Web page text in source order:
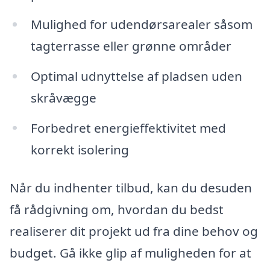
Mulighed for udendørsarealer såsom
tagterrasse eller grønne områder
Optimal udnyttelse af pladsen uden
skråvægge
Forbedret energieffektivitet med
korrekt isolering
Når du indhenter tilbud, kan du desuden
få rådgivning om, hvordan du bedst
realiserer dit projekt ud fra dine behov og
budget. Gå ikke glip af muligheden for at